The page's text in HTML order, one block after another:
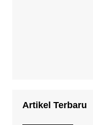
Artikel Terbaru